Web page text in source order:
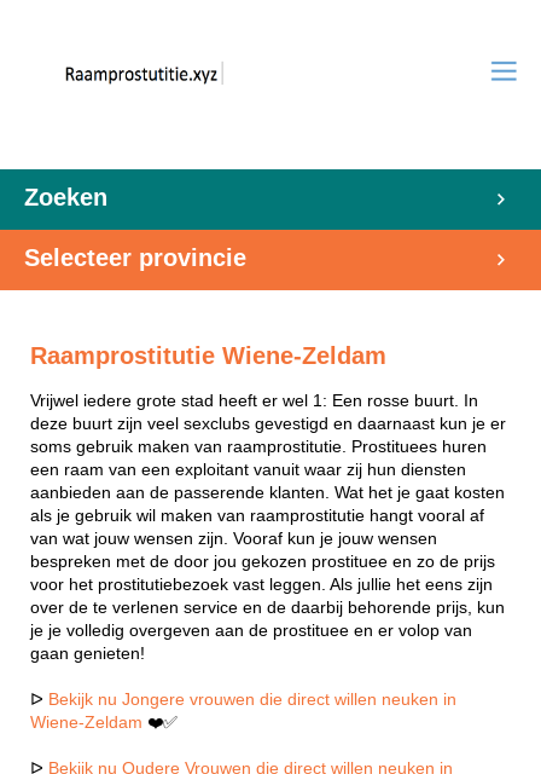
Zoeken
Selecteer provincie
Raamprostitutie Wiene-Zeldam
Vrijwel iedere grote stad heeft er wel 1: Een rosse buurt. In
deze buurt zijn veel sexclubs gevestigd en daarnaast kun je er
soms gebruik maken van raamprostitutie. Prostituees huren
een raam van een exploitant vanuit waar zij hun diensten
aanbieden aan de passerende klanten. Wat het je gaat kosten
als je gebruik wil maken van raamprostitutie hangt vooral af
van wat jouw wensen zijn. Vooraf kun je jouw wensen
bespreken met de door jou gekozen prostituee en zo de prijs
voor het prostitutiebezoek vast leggen. Als jullie het eens zijn
over de te verlenen service en de daarbij behorende prijs, kun
je je volledig overgeven aan de prostituee en er volop van
gaan genieten!
ᐅ Bekijk nu Jongere vrouwen die direct willen neuken in
Wiene-Zeldam ❤️✅
ᐅ Bekijk nu Oudere Vrouwen die direct willen neuken in